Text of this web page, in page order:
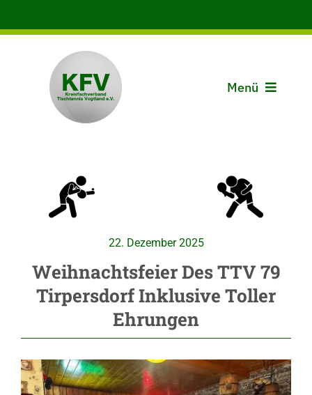
Inhalt
Menü
Spielbetrieb
22. Dezember 2025
Weihnachtsfeier Des TTV 79
Tirpersdorf Inklusive Toller
Ehrungen